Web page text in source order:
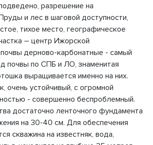
разрешение на
и лес в шаговой доступности,
тихое место, географическое
– центр Ижорской
дерново-карбонатные - самый
почвы по СПБ и ЛО, знаменитая
выращивается именно на них.
очень устойчивый, с огромной
- совершенно беспроблемный.
достаточно ленточного фундамента
на 30-40 см. Для обеспечения
скважина на известняк, вода,